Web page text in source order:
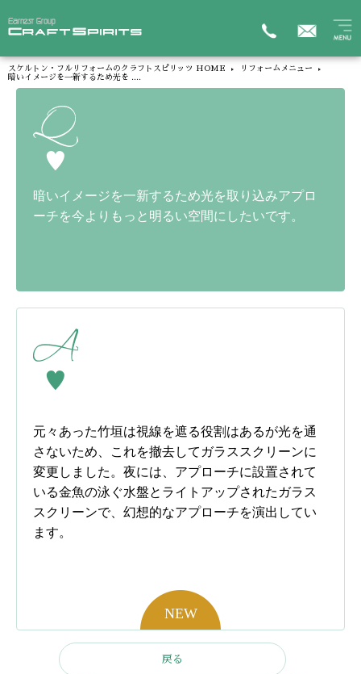
スケルトン・フルリフォームのクラフトスピリッツ HOME
リフォームメニュー
暗いイメージを一新するため光を ....
暗いイメージを一新するため光を取り込みアプロ
ーチを今よりもっと明るい空間にしたいです。
元々あった竹垣は視線を遮る役割はあるが光を通
さないため、これを撤去してガラススクリーンに
変更しました。夜には、アプローチに設置されて
いる金魚の泳ぐ水盤とライトアップされたガラス
スクリーンで、幻想的なアプローチを演出してい
ます。
戻る